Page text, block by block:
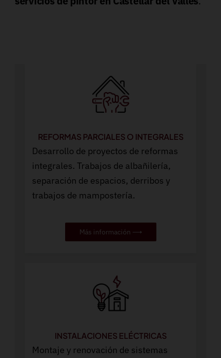
REFORMAS PARCIALES O INTEGRALES
Desarrollo de proyectos de reformas
integrales. Trabajos de albañilería,
separación de espacios, derribos y
trabajos de mampostería.
Más información ⟶
INSTALACIONES ELÉCTRICAS
Montaje y renovación de sistemas